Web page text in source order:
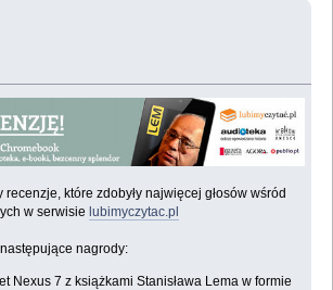
40518 razy)
które zdobyły najwięcej głosów wśród
w serwisie lubimyczytac.pl
nagrody:
Nexus 7 z książkami Stanisława Lema w formie